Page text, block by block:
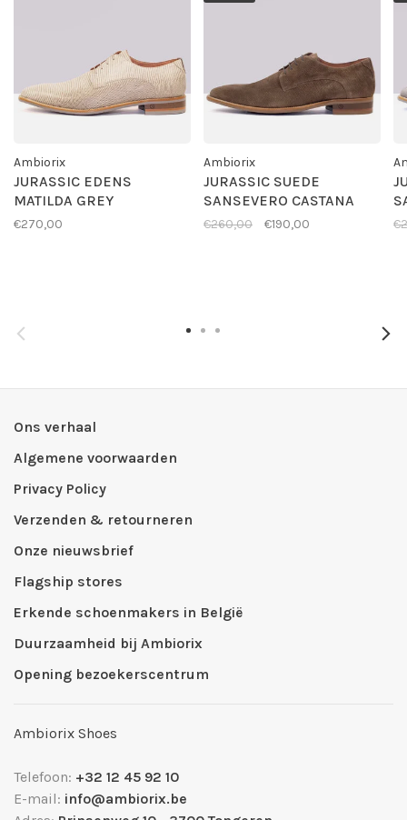
Ambiorix
JURASSIC EDENS
MATILDA GREY
€270,00
Ambiorix
JURASSIC SUEDE
SANSEVERO CASTANA
€260,00 €190,00
Ons verhaal
Algemene voorwaarden
Privacy Policy
Verzenden & retourneren
Onze nieuwsbrief
Flagship stores
Erkende schoenmakers in België
Duurzaamheid bij Ambiorix
Opening bezoekerscentrum
Ambiorix Shoes
Telefoon: +32 12 45 92 10
E-mail: info@ambiorix.be